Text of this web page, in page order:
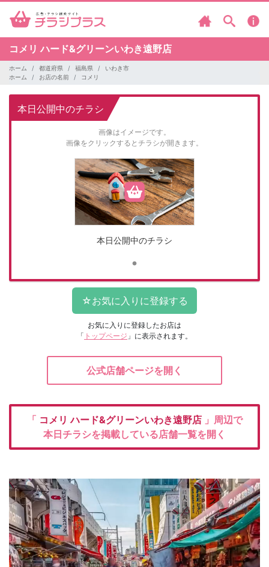
コメリハード&グリーンいわき遠野店
ホーム 都道府県 福島県
いわき市
ホーム
お店の名前 コメリ
本日公開中のチラシ
画像はイメージです。
画像をクリックするとチラシが開きます。
本日公開中のチラシ
お気に入りに登録したお店は
「 トップページ 」に表示されます。
公式店舗ページを開く
「 コメリハード&グリーンいわき遠野店 」周辺で
本日チラシを掲載している店舗一覧を開く